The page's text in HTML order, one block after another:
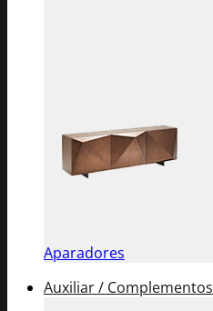
Aparadores
Auxiliar / Complementos